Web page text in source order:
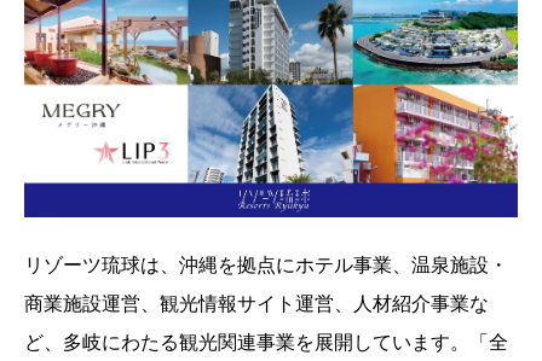
リゾーツ琉球は、沖縄を拠点にホテル事業、温泉施設・
商業施設運営、観光情報サイト運営、人材紹介事業な
ど、多岐にわたる観光関連事業を展開しています。「全